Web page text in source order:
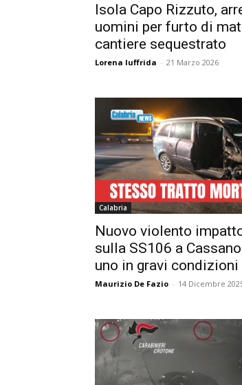
Isola Capo Rizzuto,
uomini per furto di
cantiere sequestrato
Lorena Iuffrida - 21 Marzo 2026
Calabria
Nuovo violento
sulla SS106 a
uno in gravi condizioni
Maurizio De Fazio - 14 Dicembre